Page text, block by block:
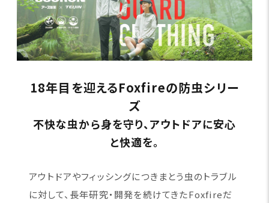
18年目を迎えるFoxfireの防虫シリー
ズ
不快な虫から身を守り、アウトドアに安心
と快適を。
アウトドアやフィッシングにつきまとう虫のトラブル
に対して、長年研究・開発を続けてきたFoxfireだ